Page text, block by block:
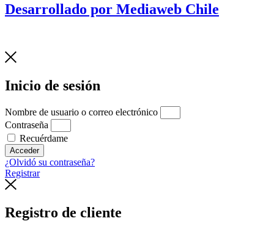
Desarrollado por Mediaweb Chile
Inicio de sesión
Nombre de usuario o correo electrónico
Contraseña
Recuérdame
Acceder
¿Olvidó su contraseña?
Registrar
Registro de cliente